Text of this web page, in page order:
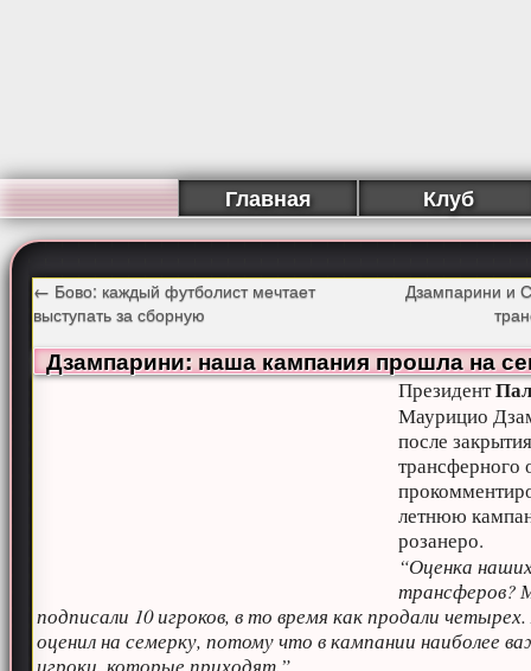
Главная Клуб
← Бово: каждый футболист мечтает
выступать за сборную
Дзампарини и
Дзампарини: наша кампания прошла на
Президент
Маурицио
после
трансферного
летнюю
розанеро.
“Оценка
трансферов?
подписали 10 игроков, в то время как продали
оценил на семерку, потому что в кампании наиболее